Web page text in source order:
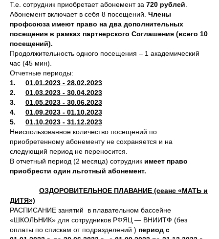
Т.е. сотрудник приобретает абонемент за 720 рублей
Абонемент включает в себя 8 посещений. Члены
профсоюза имеют право на два дополнительных
посещения в рамках партнерского Соглашения (всего 10
посещений).
Продолжительность одного посещения – 1 академический
час (45 мин).
Отчетные периоды:
1. 01.01.2023 - 28.02.2023
2. 01.03.2023 - 30.04.2023
3. 01.05.2023 - 30.06.2023
4. 01.09.2023 - 01.10.2023
5. 01.10.2023 - 31.12.2023
Неиспользованное количество посещений по
приобретенному абонементу не сохраняется и на
следующий период не переносится.
В отчетный период (2 месяца) сотрудник имеет право
приобрести один льготный абонемент.
ОЗДОРОВИТЕЛЬНОЕ ПЛАВАНИЕ (сеанс «МАТЬ и
ДИТЯ»)
РАСПИСАНИЕ занятий в плавательном бассейне
«ШКОЛЬНИК» для сотрудников РФЯЦ — ВНИИТФ (без
оплаты по спискам от подразделений ) период с